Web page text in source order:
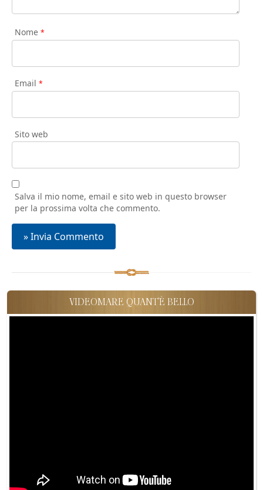
Nome *
Email *
Sito web
Salva il mio nome, email e sito web in questo browser
per la prossima volta che commento.
VIDEOMARE QUANT'È BELLO